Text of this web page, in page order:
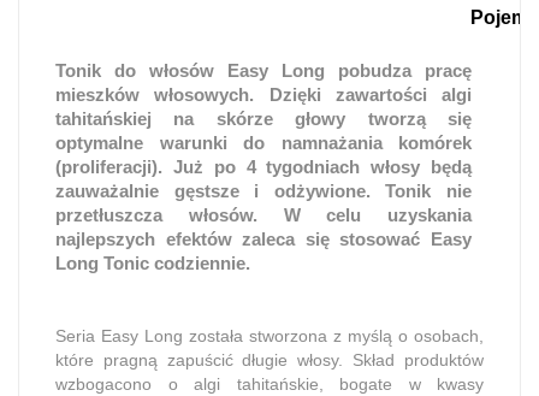
Tonik do włosów Easy Long pobudza pracę
mieszków włosowych. Dzięki zawartości algi
tahitańskiej na skórze głowy tworzą się
optymalne warunki do namnażania komórek
(proliferacji). Już po 4 tygodniach włosy będą
zauważalnie gęstsze i odżywione. Tonik nie
przetłuszcza włosów. W celu uzyskania
najlepszych efektów zaleca się stosować Easy
Long Tonic codziennie.
Seria Easy Long została stworzona z myślą o osobach,
które pragną zapuścić długie włosy. Skład produktów
wzbogacono o algi tahitańskie, bogate w kwasy